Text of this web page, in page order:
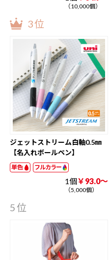
（10,000個）
3位
ジェットストリーム白軸0.5㎜
【名入れボールペン】
単色 フルカラー
1個￥93.0～
（5,000個）
5位